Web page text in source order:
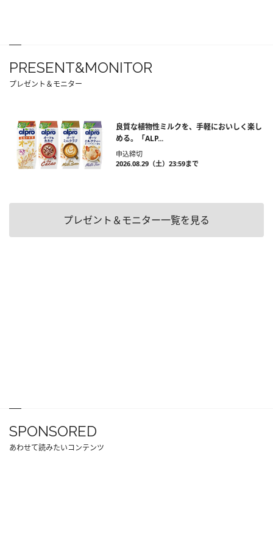
PRESENT&MONITOR
プレゼント＆モニター
良質な植物性ミルクを、手軽においしく楽し
める。「ALP...
申込締切
2026.08.29（土）23:59まで
プレゼント＆モニター一覧を見る
SPONSORED
あわせて読みたいコンテンツ